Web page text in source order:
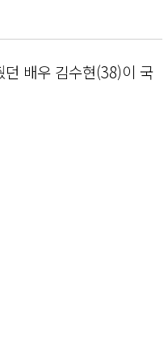
배우 김수현(38)이 국